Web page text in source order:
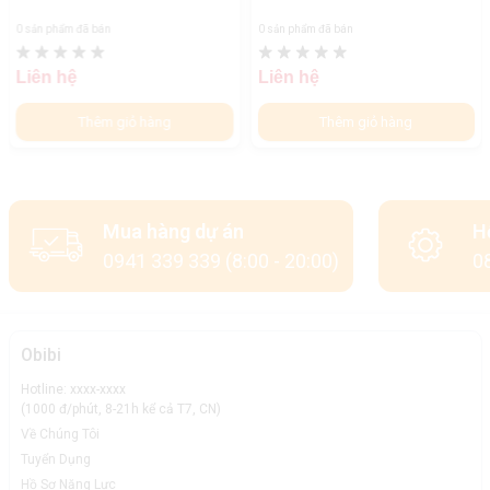
0 sản phẩm đã bán
Liên hệ
Thêm giỏ hàng
0 sản phẩm đã bán
Liên hệ
Thêm giỏ hàng
Mua hàng dự án
0941 339 339 (8:00 - 20:00)
Obibi
Hotline: xxxx-xxxx
(1000 đ/phút, 8-21h kể cả T7, CN)
Về Chúng Tôi
Tuyển Dụng
Hồ Sơ Năng Lực